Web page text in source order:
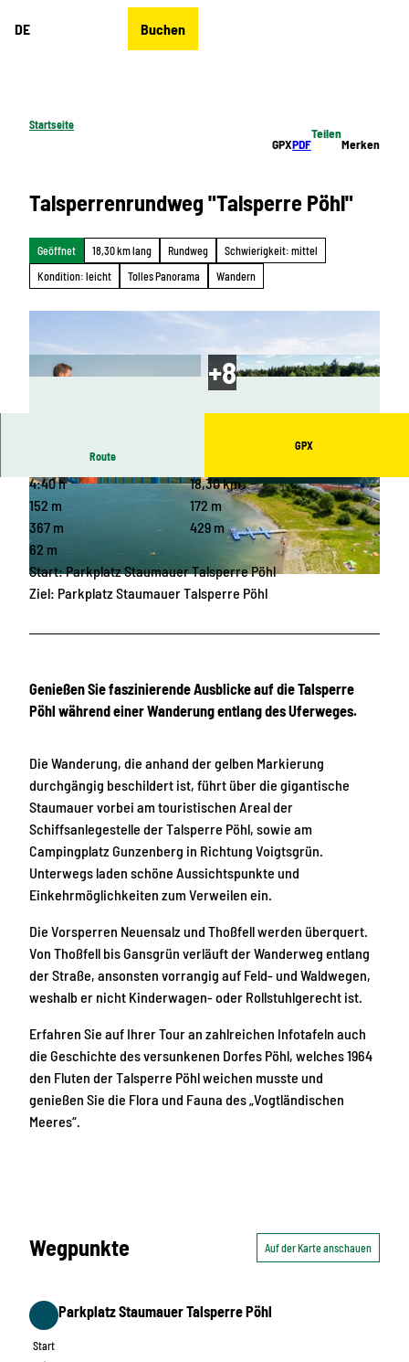
DE Buchen
Startseite
GPXPDF
Teilen
Merken
Talsperrenrundweg "Talsperre Pöhl"
Geöffnet 18,30 km lang Rundweg
Schwierigkeit: mittel
Kondition: leicht
Tolles Panorama Wandern
© Archiv Zweckverband Talsperre Pöhl, BUR Werbeagentur |
© Archiv Tourismusverband Vogtland, S. Theili
© Archiv Zweckverband Talsperre Pöhl, U. Loes
cher |CC0
Route
GPX
4:40 h
18,30 km
152 m
172 m
367 m
429 m
62 m
Start: Parkplatz Staumauer Talsperre Pöhl
Ziel: Parkplatz Staumauer Talsperre Pöhl
Genießen Sie faszinierende Ausblicke auf die Talsperre
Pöhl während einer Wanderung entlang des Uferweges.
Die Wanderung, die anhand der gelben Markierung
durchgängig beschildert ist, führt über die gigantische
Staumauer vorbei am touristischen Areal der
Schiffsanlegestelle der Talsperre Pöhl, sowie am
Campingplatz Gunzenberg in Richtung Voigtsgrün.
Unterwegs laden schöne Aussichtspunkte und
Einkehrmöglichkeiten zum Verweilen ein.
Die Vorsperren Neuensalz und Thoßfell werden überquert.
Von Thoßfell bis Gansgrün verläuft der Wanderweg entlang
der Straße, ansonsten vorrangig auf Feld- und Waldwegen,
weshalb er nicht Kinderwagen- oder Rollstuhlgerecht ist.
Erfahren Sie auf Ihrer Tour an zahlreichen Infotafeln auch
die Geschichte des versunkenen Dorfes Pöhl, welches 1964
den Fluten der Talsperre Pöhl weichen musste und
genießen Sie die Flora und Fauna des „Vogtländischen
Meeres“.
Wegpunkte Auf der Karte anschauen
Start
Start
Parkplatz Staumauer Talsperre Pöhl